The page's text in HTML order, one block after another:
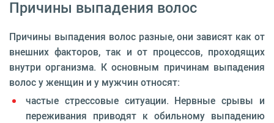
Причины выпадения волос
Причины выпадения волос разные, они зависят как от
внешних факторов, так и от процессов, проходящих
внутри организма. К основным причинам выпадения
волос у женщин и у мужчин относят:
частые стрессовые ситуации. Нервные срывы и
переживания приводят к обильному выпадению